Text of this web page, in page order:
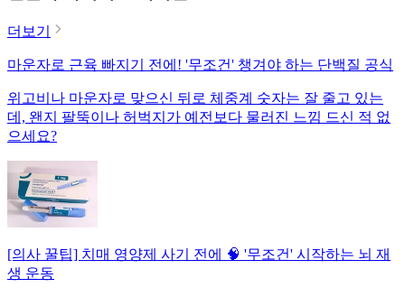
더보기
마운자로 근육 빠지기 전에! '무조건' 챙겨야 하는 단백질 공식
위고비나 마운자로 맞으신 뒤로 체중계 숫자는 잘 줄고 있는
데, 왠지 팔뚝이나 허벅지가 예전보다 물러진 느낌 드신 적 없
으세요?
[의사 꿀팁] 치매 영양제 사기 전에 🧠 '무조건' 시작하는 뇌 재
생 운동